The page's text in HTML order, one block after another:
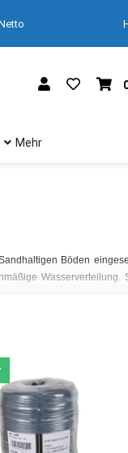
Mehr
Böden
Wasserverteilung.